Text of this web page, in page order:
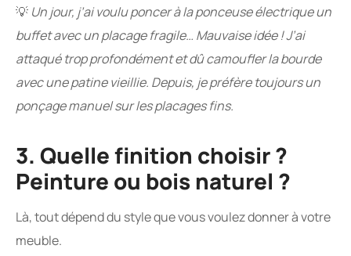
💡 Un jour, j’ai voulu poncer à la ponceuse électrique un
buffet avec un placage fragile… Mauvaise idée ! J’ai
attaqué trop profondément et dû camoufler la bourde
avec une patine vieillie. Depuis, je préfère toujours un
ponçage manuel sur les placages fins.
3. Quelle finition choisir ?
Peinture ou bois naturel ?
Là, tout dépend du style que vous voulez donner à votre
meuble.